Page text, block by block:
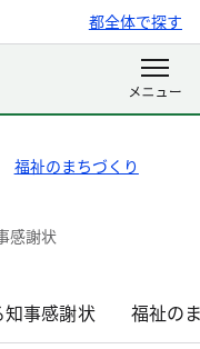
都全体で探す
福祉のまちづくり
感謝状
事感謝状 福祉の